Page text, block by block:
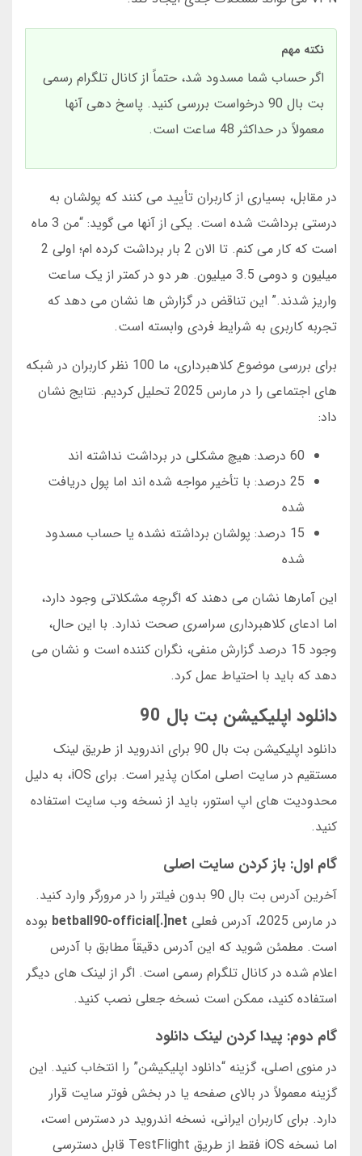
نکته مهم
اگر حساب شما مسدود شد، حتماً از کانال تلگرام رسمی
بت بال 90 درخواست بررسی کنید. پاسخ دهی آنها
معمولاً در حداکثر 48 ساعت است.
در مقابل، بسیاری از کاربران تأیید می کنند که پولشان به
درستی برداشت شده است. یکی از آنها می گوید: “من 3 ماه
است که کار می کنم. تا الان 2 بار برداشت کرده ام؛ اولی 2
میلیون و دومی 3.5 میلیون. هر دو در کمتر از یک ساعت
واریز شدند.” این تناقض در گزارش ها نشان می دهد که
تجربه کاربری به شرایط فردی وابسته است.
برای بررسی موضوع کلاهبرداری، ما 100 نظر کاربران در شبکه
های اجتماعی را در مارس 2025 تحلیل کردیم. نتایج نشان
داد:
60 درصد: هیچ مشکلی در برداشت نداشته اند
25 درصد: با تأخیر مواجه شده اند اما پول دریافت
شده
15 درصد: پولشان برداشته نشده یا حساب مسدود
شده
این آمارها نشان می دهند که اگرچه مشکلاتی وجود دارد،
اما ادعای کلاهبرداری سراسری صحت ندارد. با این حال،
وجود 15 درصد گزارش منفی، نگران کننده است و نشان می
دهد که باید با احتیاط عمل کرد.
دانلود اپلیکیشن بت بال 90
دانلود اپلیکیشن بت بال 90 برای اندروید از طریق لینک
مستقیم در سایت اصلی امکان پذیر است. برای iOS، به دلیل
محدودیت های اپ استور، باید از نسخه وب سایت استفاده
کنید.
گام اول: باز کردن سایت اصلی
آخرین آدرس بت بال 90 بدون فیلتر را در مرورگر وارد کنید.
در مارس 2025، آدرس فعلی
betball90-official[.]net بوده
است. مطمئن شوید که این آدرس دقیقاً مطابق با آدرس
اعلام شده در کانال تلگرام رسمی است. اگر از لینک های دیگر
استفاده کنید، ممکن است نسخه جعلی نصب کنید.
گام دوم: پیدا کردن لینک دانلود
در منوی اصلی، گزینه “دانلود اپلیکیشن” را انتخاب کنید. این
گزینه معمولاً در بالای صفحه یا در بخش فوتر سایت قرار
دارد. برای کاربران ایرانی، نسخه اندروید در دسترس است،
اما نسخه iOS فقط از طریق TestFlight قابل دسترسی